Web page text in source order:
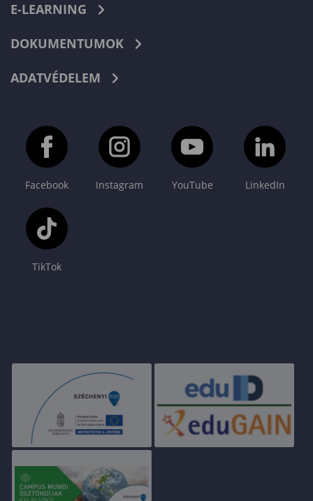
E-LEARNING
DOKUMENTUMOK
ADATVÉDELEM
Facebook Instagram YouTube LinkedIn
TikTok